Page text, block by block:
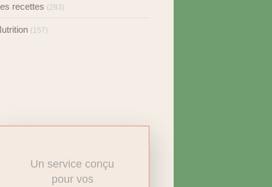
recettes (283)
(157)
Un service conçu
pour vos